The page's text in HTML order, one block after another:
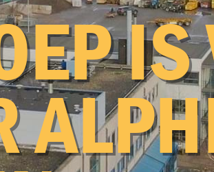
Over ons
waterbouw